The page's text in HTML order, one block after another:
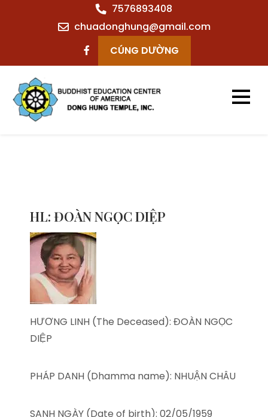
7576893408
chuadonghung@gmail.com
CÚNG DƯỜNG
HL: ĐOÀN NGỌC DIỆP
HƯƠNG LINH (The Deceased): ĐOÀN NGỌC
DIỆP
PHÁP DANH (Dhamma name): NHUẬN CHÂU
SANH NGÀY (Date of birth): 02/05/1959